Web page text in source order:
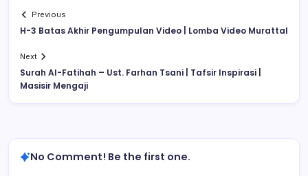
Previous
H-3 Batas Akhir Pengumpulan Video | Lomba Video Murattal
Next
Surah Al-Fatihah – Ust. Farhan Tsani | Tafsir Inspirasi |
Masisir Mengaji
No Comment! Be the first one.